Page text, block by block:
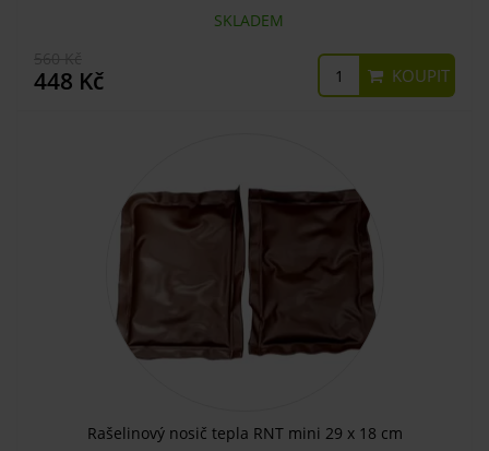
SKLADEM
448 Kč KOUPIT
Rašelinový nosič tepla RNT mini 29 x 18 cm